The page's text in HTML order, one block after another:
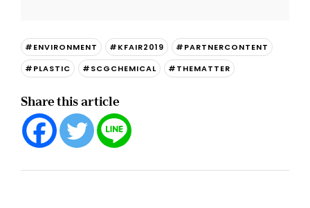
#ENVIRONMENT #KFAIR2019
#PARTNERCONTENT
#PLASTIC
#SCGCHEMICAL #THEMATTER
Share this article